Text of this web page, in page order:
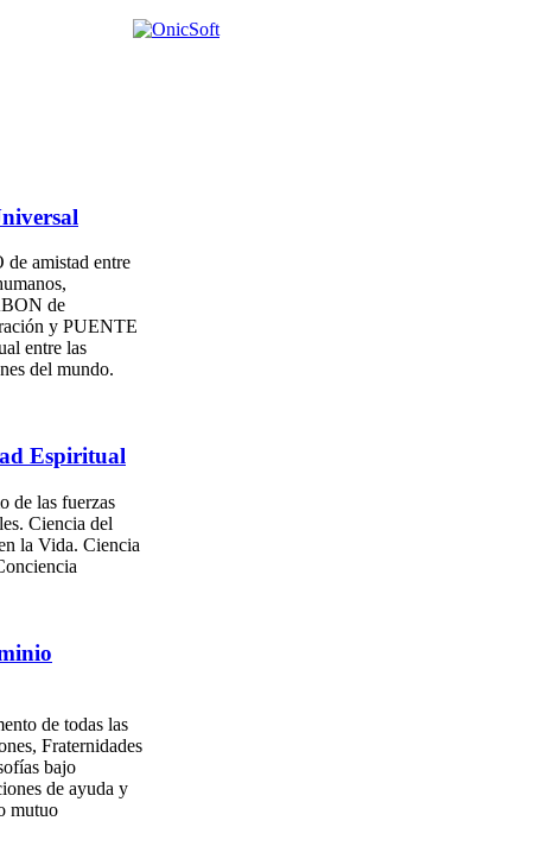
amistad entre
de
y PUENTE
entre las
del mundo.
Espiritual
de las fuerzas
Ciencia del
la Vida. Ciencia
de todas las
Fraternidades
bajo
de ayuda y
mutuo